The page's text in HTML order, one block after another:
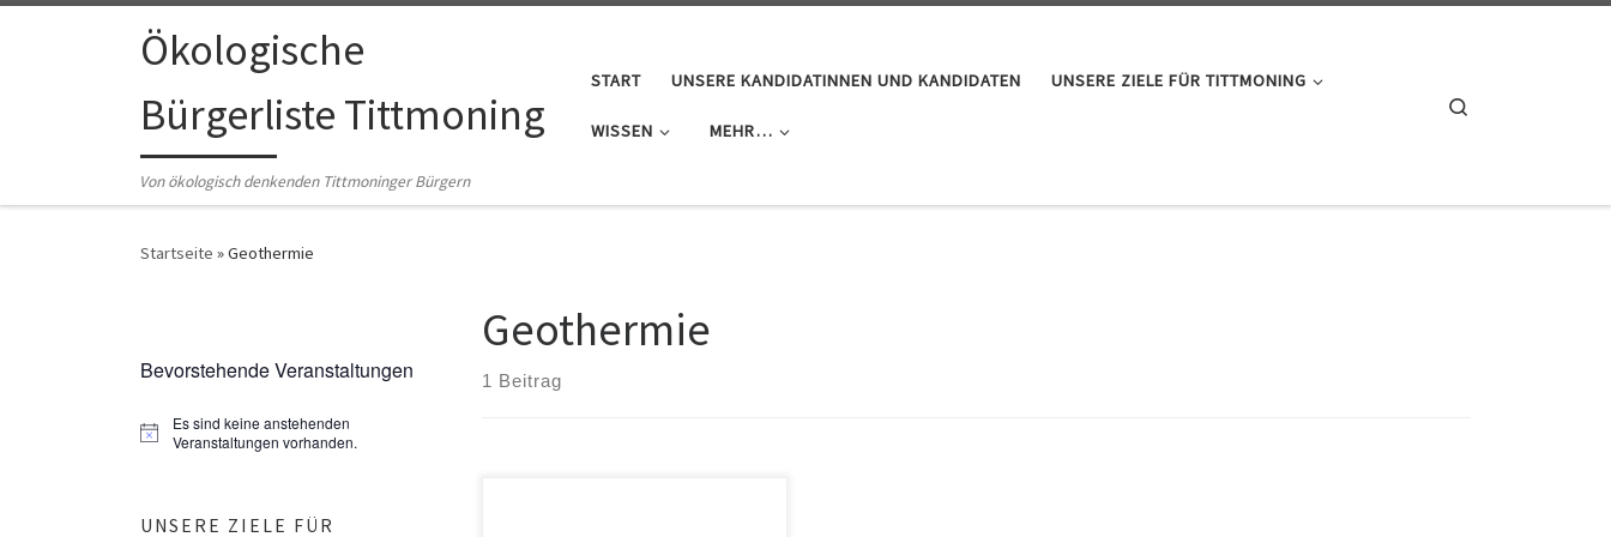
Zum Inhalt springenÖkologische
Bürgerliste Tittmoning
Von ökologisch denkenden Tittmoninger Bürgern
START UNSERE KANDIDATINNEN UND KANDIDATEN UNSERE ZIELE FÜR TITTMONING
WISSEN MEHR…
Startseite »Geothermie
Geothermie
1 Beitrag
Bevorstehende Veranstaltungen
H
e
Es sind keine anstehenden
Veranstaltungen vorhanden.
UNSERE ZIELE FÜR